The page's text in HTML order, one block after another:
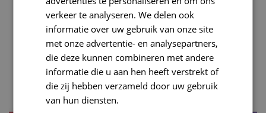
verkeer te analyseren. We delen ook
informatie over uw gebruik van onze site
met onze advertentie- en analysepartners,
die deze kunnen combineren met andere
informatie die u aan hen heeft verstrekt of
die zij hebben verzameld door uw gebruik
van hun diensten.